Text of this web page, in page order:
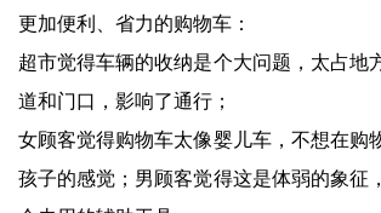
更加便利、省力的购物车：
超市觉得车辆的收纳是个大问题，太占地
道和门口，影响了通行；
女顾客觉得购物车太像婴儿车，不想在购
孩子的感觉；男顾客觉得这是体弱的象征